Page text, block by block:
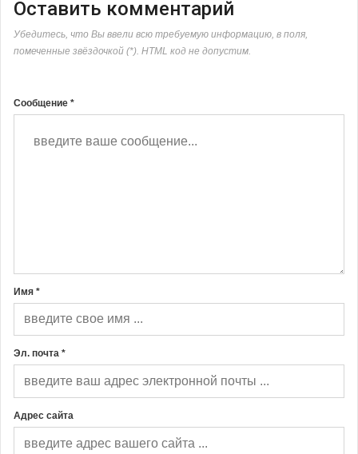
Оставить комментарий
Убедитесь, что Вы ввели всю требуемую информацию, в поля,
помеченные звёздочкой (*). HTML код не допустим.
Сообщение *
Имя *
Эл. почта *
Адрес сайта